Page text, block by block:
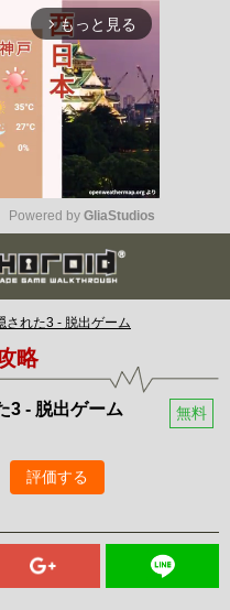
arrow_forward_ios もっと見る
Mute
Powered by GliaStudios
された3 - 脱出ゲーム
略
3 - 脱出ゲーム 無料
評価する